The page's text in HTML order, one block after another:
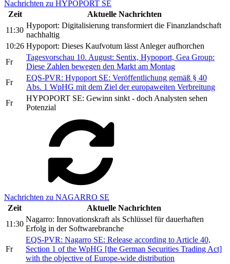
Nachrichten zu HYPOPORT SE
Zeit
Aktuelle Nachrichten
11:30
Hypoport: Digitalisierung transformiert die Finanzlandschaft
nachhaltig
10:26 Hypoport: Dieses Kaufvotum lässt Anleger aufhorchen
Fr
Tagesvorschau 10. August: Sentix, Hypoport, Gea Group:
Diese Zahlen bewegen den Markt am Montag
Fr
EQS-PVR: Hypoport SE: Veröffentlichung gemäß § 40
Abs. 1 WpHG mit dem Ziel der europaweiten Verbreitung
Fr
HYPOPORT SE: Gewinn sinkt - doch Analysten sehen
Potenzial
Nachrichten zu NAGARRO SE
Zeit
Aktuelle Nachrichten
11:30
Nagarro: Innovationskraft als Schlüssel für dauerhaften
Erfolg in der Softwarebranche
Fr
EQS-PVR: Nagarro SE: Release according to Article 40,
Section 1 of the WpHG [the German Securities Trading Act]
with the objective of Europe-wide distribution